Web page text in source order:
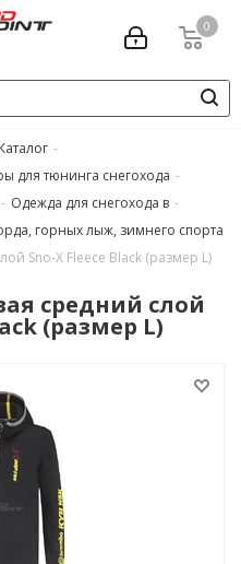
0
Каталог -
для тюнинга снегохода -
- Одежда для снегохода в -
горных лыж, зимнего спорта
Sno-X Fleece Black (размер L)
средний слой
(размер L)